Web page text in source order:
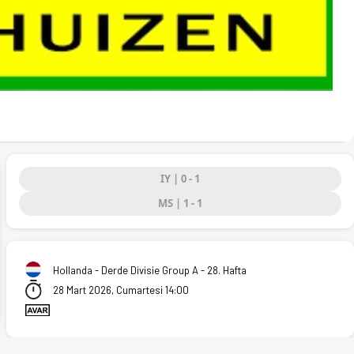
IY | 0 - 1
MS | 1 - 1
Hollanda - Derde Divisie Group A - 28. Hafta
28 Mart 2026, Cumartesi 14:00